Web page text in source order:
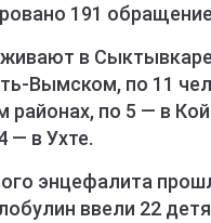
191
в
Вымском, по 11
по 5 — в
— в Ухте.
энцефалита
ввели 22